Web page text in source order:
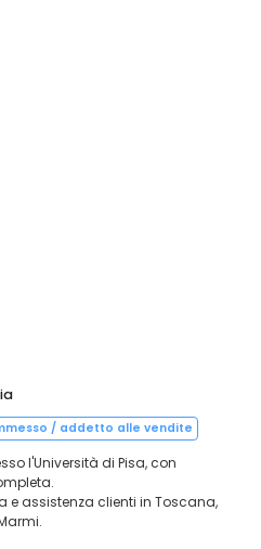
/ addetto alle vendite
l'Università di Pisa, con
e assistenza clienti in Toscana,